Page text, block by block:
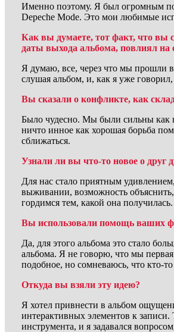
Именно поэтому. Я был огромным
Depeche Mode. Это мои любимые
Как вы думаете, тот факт, что вы
даты выхода альбома, повлиял на
Я думаю, все, через что мы прошли
слушая альбом, и, как я уже
Вы сказали о конфликте, как
Было чудесно. Мы были сильны как
ничто инное как хорошая борьба
сближаться.
Узнали ли вы что-то новое о друг
Для нас стало приятным
выживании, возможность
гордимся тем, какой она получилась.
Вы использовали помощь ваших
Да, для этого альбома это стало
альбома. Я не говорю, что мы
подобное, но сомневаюсь, что кто-
Откуда вы взяли эту идею?
Я хотел привнести в альбом
интерактивных элементов к
инструмента, и я задавался